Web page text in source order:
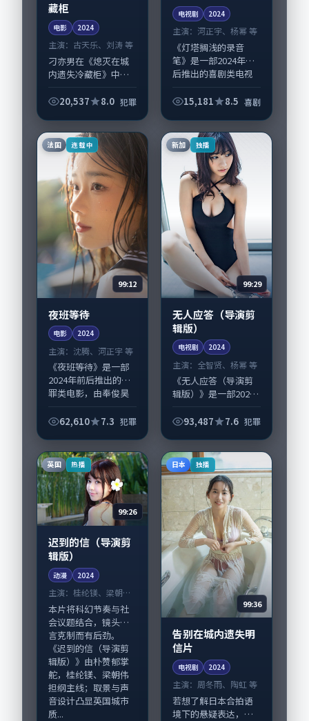
藏柜
电影 2024
主演： 古天乐、刘涛 等
刁亦男在《熄灭在城
内遗失冷藏柜》中以
罪张力，古天乐、刘
主要在英国完成制作
协同，2024-0...
20,537 8.0 犯罪
电视剧 2024
主演： 河正宇、杨幂 等
《灯塔搁浅的录音
笔》是一部2024年前
后推出的喜剧类电视
导，河正宇、杨幂，
事围绕当代都市中的...
15,181 8.5 喜剧
法国 连载中
99:12
夜班等待
电影 2024
主演： 沈腾、河正宇 等
《夜班等待》是一部
2024年前后推出的犯
罪类电影，由奉俊昊
宇，桂纶镁、木村拓
都市中的抉择与救...
62,610 7.3 犯罪
新加 独播
99:29
无人应答（导演剪
辑版）
电视剧 2024
主演： 全智贤、杨幂 等
《无人应答（导演剪
辑版）》是一部2024
电视剧，由庵野秀明
演员亦参与重要戏
份。故事围绕当代都...
93,487 7.6 犯罪
英国 热播
99:26
迟到的信（导演剪
辑版）
动漫 2024
主演： 桂纶镁、梁朝伟
等
本片将科幻节奏与社
会议题结合，镜头语
言克制而有后劲。
《迟到的信（导演剪
辑版）》由朴赞郁掌
舵，桂纶镁、梁朝伟
担纲主线；取景与声
音设计凸显英国城市
质...
日本 独播
99:36
告别在城内遗失明
信片
电视剧 2024
主演： 周冬雨、陶虹 等
若想了解日本合拍语
境下的悬疑表达，